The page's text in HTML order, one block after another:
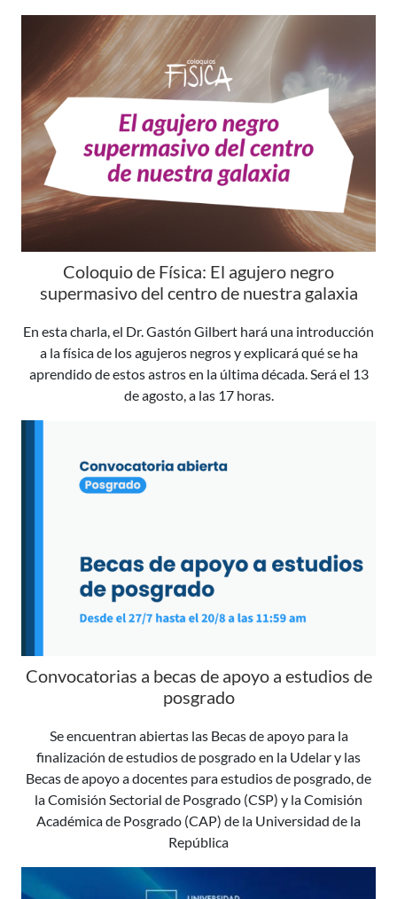
Coloquio de Física: El agujero negro
supermasivo del centro de nuestra galaxia
En esta charla, el Dr. Gastón Gilbert hará una introducción
a la física de los agujeros negros y explicará qué se ha
aprendido de estos astros en la última década. Será el 13
de agosto, a las 17 horas.
Convocatorias a becas de apoyo a estudios de
posgrado
Se encuentran abiertas las Becas de apoyo para la
finalización de estudios de posgrado en la Udelar y las
Becas de apoyo a docentes para estudios de posgrado, de
la Comisión Sectorial de Posgrado (CSP) y la Comisión
Académica de Posgrado (CAP) de la Universidad de la
República